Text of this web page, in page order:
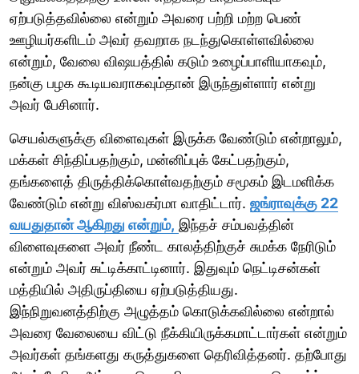
ஏற்படுத்தவில்லை என்றும் அவரை பற்றி மற்ற பெண்
ஊழியர்களிடம் அவர் தவறாக நடந்துகொள்ளவில்லை
என்றும், வேலை விஷயத்தில் கடும் உழைப்பாளியாகவும்,
நன்கு பழக கூடியவராகவும்தான் இருந்துள்ளார் என்று
அவர் பேசினார்.
செயல்களுக்கு விளைவுகள் இருக்க வேண்டும் என்றாலும்,
மக்கள் சிந்திப்பதற்கும், மன்னிப்புக் கேட்பதற்கும்,
தங்களைத் திருத்திக்கொள்வதற்கும் சமூகம் இடமளிக்க
வேண்டும் என்று விஸ்வகர்மா வாதிட்டார். ஜங்ராவுக்கு 22
வயதுதான் ஆகிறது என்றும், இந்தச் சம்பவத்தின்
விளைவுகளை அவர் நீண்ட காலத்திற்குச் சுமக்க நேரிடும்
என்றும் அவர் சுட்டிக்காட்டினார். இதுவும் நெட்டிசன்கள்
மத்தியில் அதிருப்தியை ஏற்படுத்தியது.
இந்நிறுவனத்திற்கு அழுத்தம் கொடுக்கவில்லை என்றால்
அவரை வேலையை விட்டு நீக்கியிருக்கமாட்டார்கள் என்றும்
அவர்கள் தங்களது கருத்துகளை தெரிவித்தனர். தற்போது